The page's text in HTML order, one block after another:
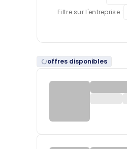
Filtre sur l'entreprise :
offres disponibles